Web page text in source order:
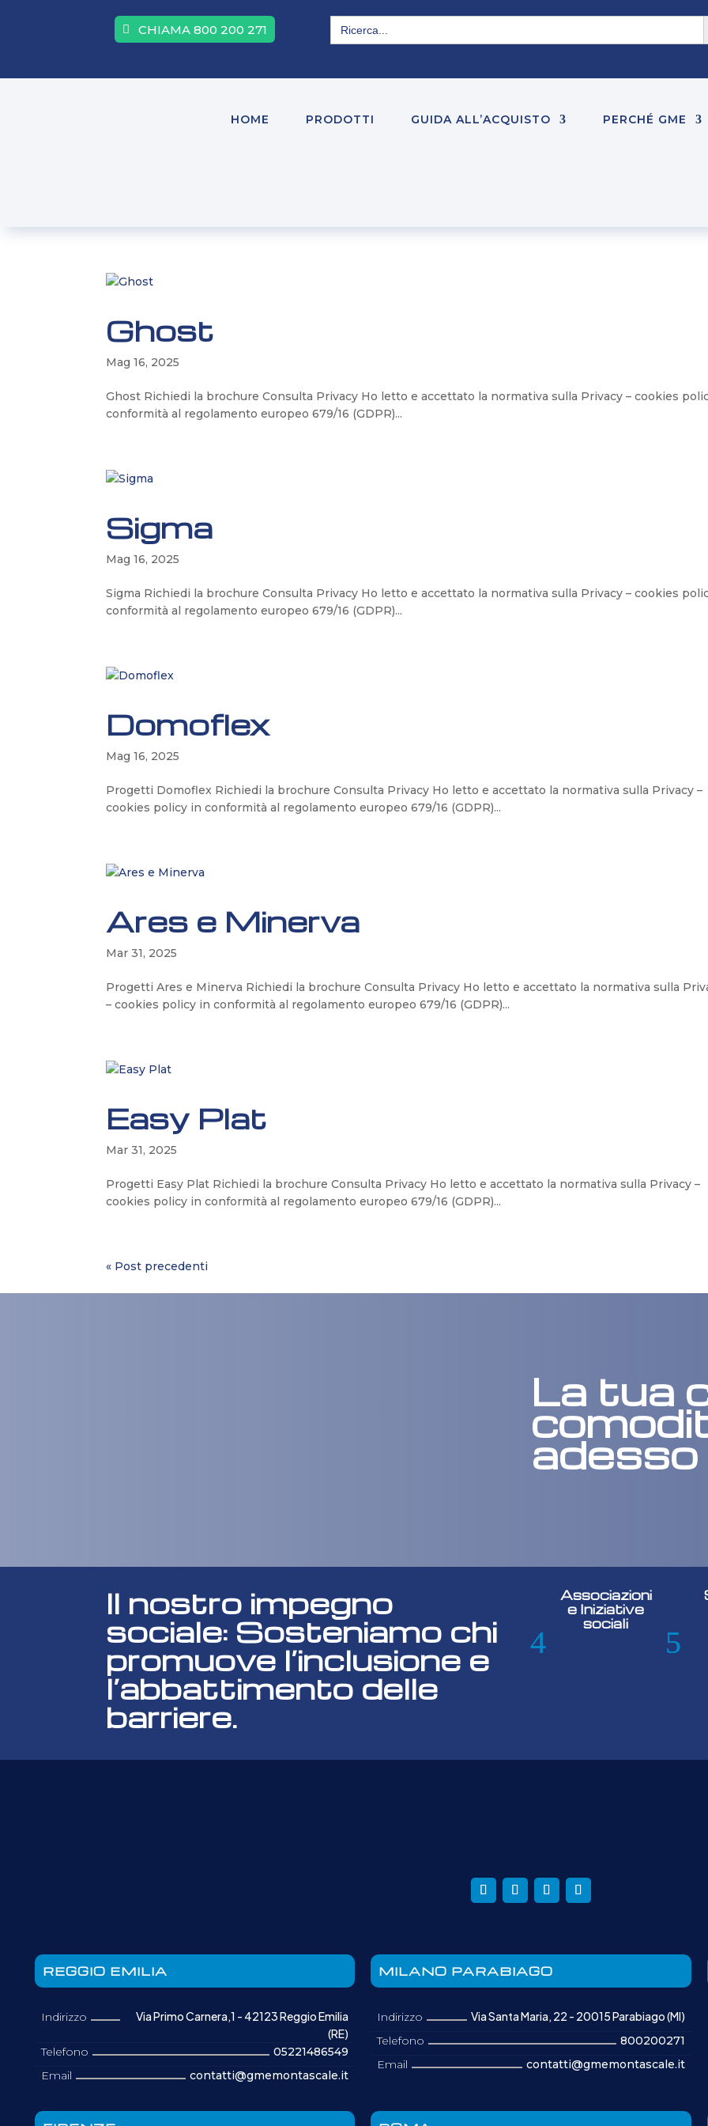
CHIAMA 800 200 271
Search
for:
HOME PRODOTTI GUIDA ALL’ACQUISTO PERCHÉ GME
Ghost
Mag 16, 2025
Ghost Richiedi la brochure Consulta Privacy Ho letto e accettato la normativa sulla Privacy – cookies
conformità al regolamento europeo 679/16 (GDPR)...
Sigma
Mag 16, 2025
Sigma Richiedi la brochure Consulta Privacy Ho letto e accettato la normativa sulla Privacy – cookies
conformità al regolamento europeo 679/16 (GDPR)...
Domoflex
Mag 16, 2025
Progetti Domoflex Richiedi la brochure Consulta Privacy Ho letto e accettato la normativa sulla Privacy –
cookies policy in conformità al regolamento europeo 679/16 (GDPR)...
Ares e Minerva
Mar 31, 2025
Progetti Ares e Minerva Richiedi la brochure Consulta Privacy Ho letto e accettato la normativa sulla
– cookies policy in conformità al regolamento europeo 679/16 (GDPR)...
Easy Plat
Mar 31, 2025
Progetti Easy Plat Richiedi la brochure Consulta Privacy Ho letto e accettato la normativa sulla Privacy –
cookies policy in conformità al regolamento europeo 679/16 (GDPR)...
« Post precedenti
La tua
adesso
Il nostro impegno
sociale: Sosteniamo chi
promuove l’inclusione e
l’abbattimento delle
barriere.
Associazioni
e Iniziative
sociali
REGGIO EMILIA
Indirizzo
Via Primo Carnera,1 - 42123 Reggio Emilia
(RE)
Telefono
05221486549
Email
contatti@gmemontascale.it
MILANO PARABIAGO
Indirizzo
Via Santa Maria, 22 - 20015 Parabiago (MI)
Telefono
800200271
Email
contatti@gmemontascale.it